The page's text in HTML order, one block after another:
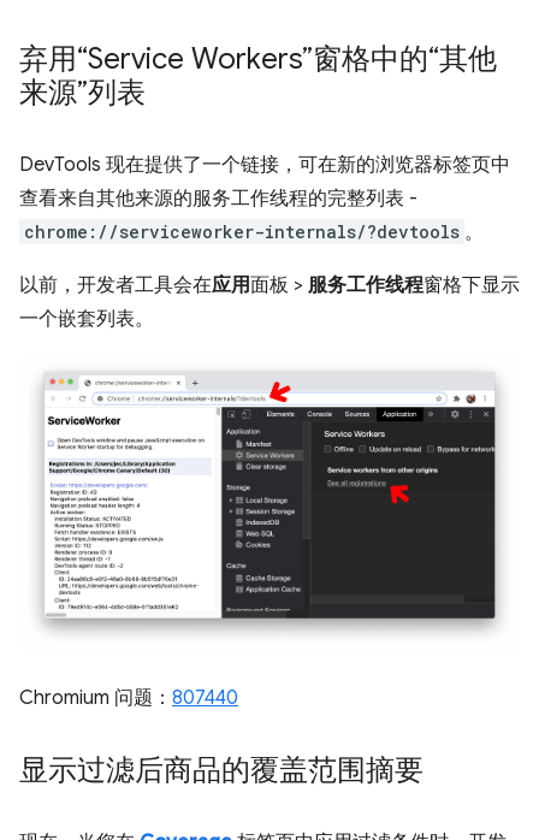
弃用“Service Workers”窗格中的“其他
来源”列表
DevTools 现在提供了一个链接，可在新的浏览器标签页中
查看来自其他来源的服务工作线程的完整列表 -
chrome://serviceworker-internals/?devtools 。
以前，开发者工具会在应用面板 > 服务工作线程窗格下显示
一个嵌套列表。
Chromium 问题： 807440
显示过滤后商品的覆盖范围摘要